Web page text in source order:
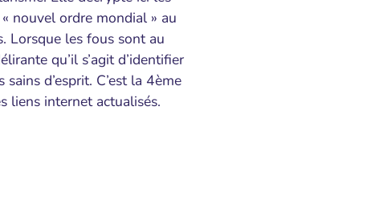
nouvel ordre mondial » au
Lorsque les fous sont au
qu’il s’agit d’identifier
d’esprit. C’est la 4ème
liens internet actualisés.